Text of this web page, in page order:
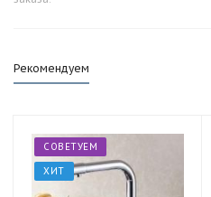
Рекомендуем
СОВЕТУЕМ
ХИТ